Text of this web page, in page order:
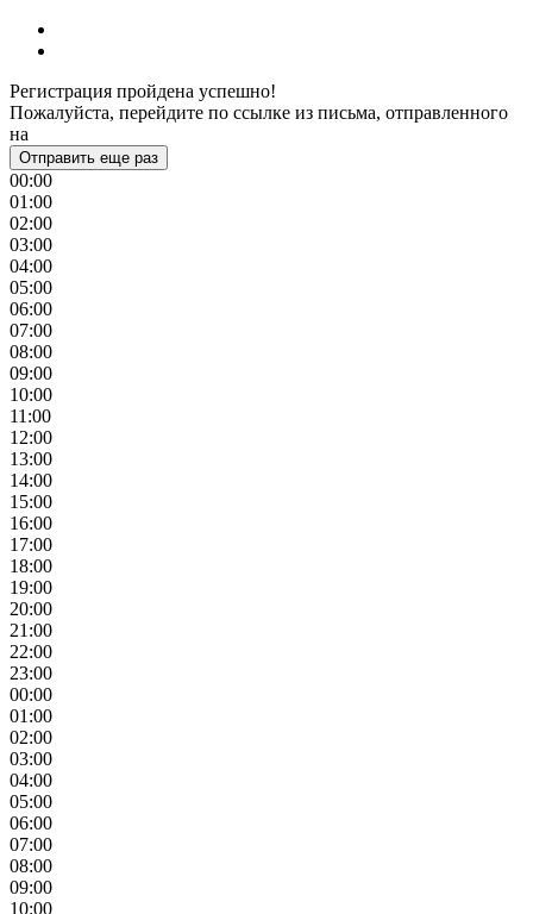
Регистрация пройдена успешно!
Пожалуйста, перейдите по ссылке из письма, отправленного
на
Отправить еще раз
00:00
01:00
02:00
03:00
04:00
05:00
06:00
07:00
08:00
09:00
10:00
11:00
12:00
13:00
14:00
15:00
16:00
17:00
18:00
19:00
20:00
21:00
22:00
23:00
00:00
01:00
02:00
03:00
04:00
05:00
06:00
07:00
08:00
09:00
10:00